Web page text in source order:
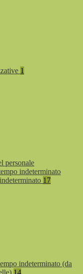
1
personale
indeterminato
17
indeterminato (da